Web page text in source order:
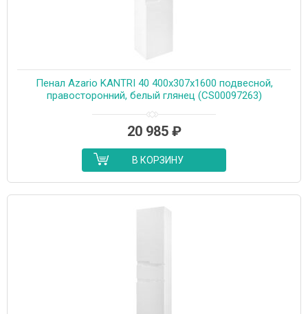
Пенал Azario KANTRI 40 400х307х1600 подвесной,
правосторонний, белый глянец (CS00097263)
20 985 ₽
В КОРЗИНУ